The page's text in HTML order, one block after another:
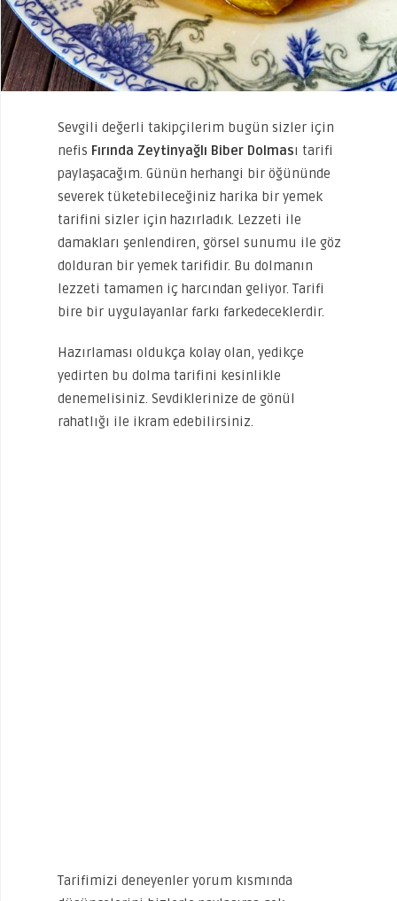
Sevgili değerli takipçilerim bugün sizler için
nefis Fırında Zeytinyağlı Biber Dolması tarifi
paylaşacağım. Günün herhangi bir öğününde
severek tüketebileceğiniz harika bir yemek
tarifini sizler için hazırladık. Lezzeti ile
damakları şenlendiren, görsel sunumu ile göz
dolduran bir yemek tarifidir. Bu dolmanın
lezzeti tamamen iç harcından geliyor. Tarifi
bire bir uygulayanlar farkı farkedeceklerdir.
Hazırlaması oldukça kolay olan, yedikçe
yedirten bu dolma tarifini kesinlikle
denemelisiniz. Sevdiklerinize de gönül
rahatlığı ile ikram edebilirsiniz.
Tarifimizi deneyenler yorum kısmında